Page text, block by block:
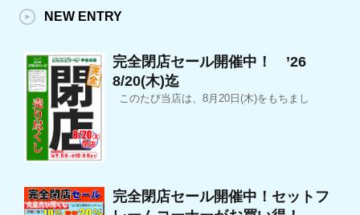
NEW ENTRY
完全閉店セール開催中！ ’26
8/20(木)迄
このたび当店は、8月20日(木)をもちまし
完全閉店セール開催中！セットフ